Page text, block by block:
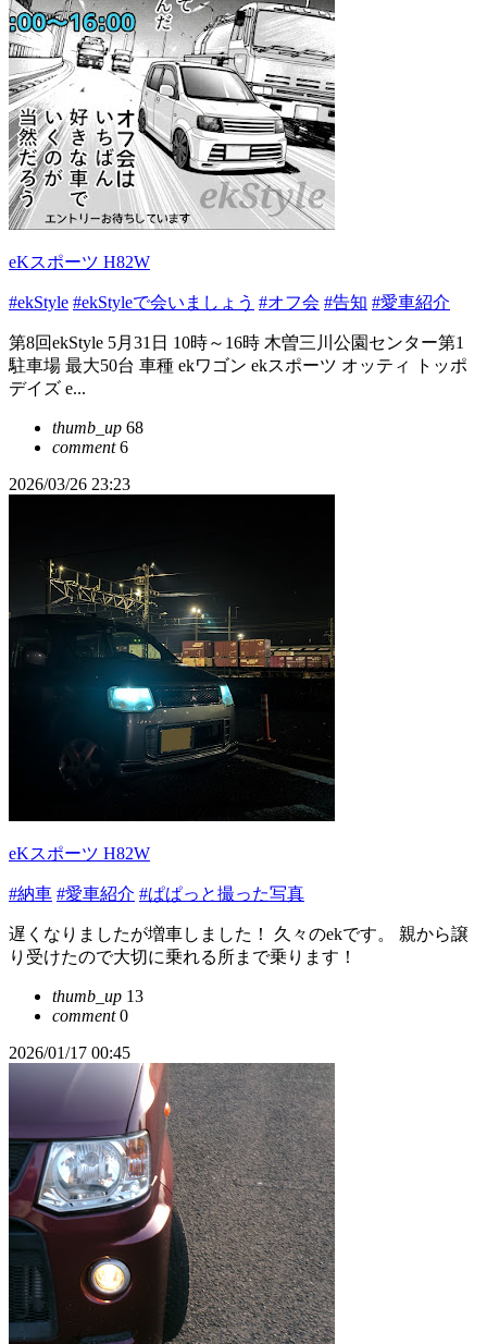
eKスポーツ H82W
#ekStyle #ekStyleで会いましょう #オフ会 #告知 #愛車紹介
第8回ekStyle 5月31日 10時～16時 木曽三川公園センター第1
駐車場 最大50台 車種 ekワゴン ekスポーツ オッティ トッポ
デイズ e...
thumb_up 68
comment6
2026/03/26 23:23
eKスポーツ H82W
#納車 #愛車紹介 #ぱぱっと撮った写真
遅くなりましたが増車しました！ 久々のekです。 親から譲
り受けたので大切に乗れる所まで乗ります！
thumb_up 13
comment0
2026/01/17 00:45